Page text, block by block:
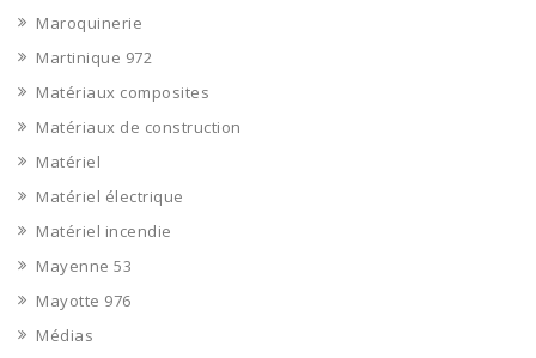
Maroquinerie
Martinique 972
Matériaux composites
Matériaux de construction
Matériel
Matériel électrique
Matériel incendie
Mayenne 53
Mayotte 976
Médias